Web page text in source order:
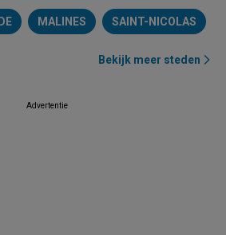
MALINES SAINT-NICOLAS
Bekijk meer steden
Advertentie